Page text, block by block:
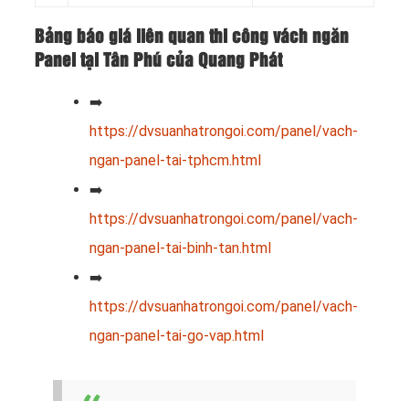
Bảng báo giá liên quan thi công vách ngăn
Panel tại Tân Phú của Quang Phát
➡️
https://dvsuanhatrongoi.com/panel/vach-
ngan-panel-tai-tphcm.html
➡️
https://dvsuanhatrongoi.com/panel/vach-
ngan-panel-tai-binh-tan.html
➡️
https://dvsuanhatrongoi.com/panel/vach-
ngan-panel-tai-go-vap.html